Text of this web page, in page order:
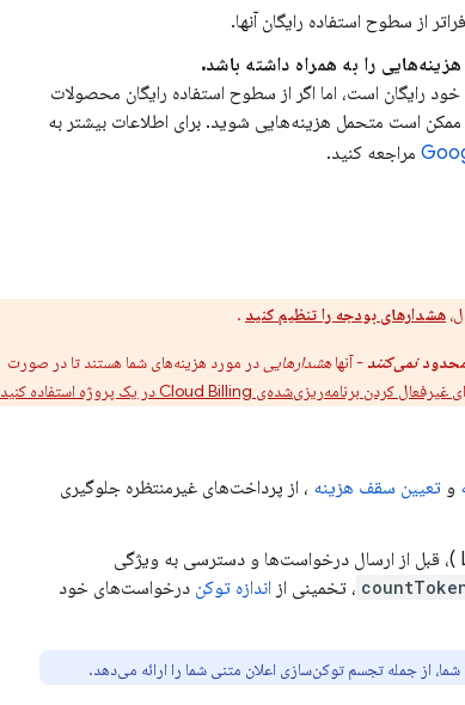
را به همراه داشته باشد.
رایگان است، اما اگر از سطوح استفاده رایگان محصولات
ممکن است متحمل هزینه‌هایی شوید. برای اطلاعات بیشتر به
مراجعه کنید.
هشدارهای بودجه را تنظیم کنید .
محدودنمی‌کنند- آنهاهشدارهایی در مورد هزینه‌های شما هستند تا در صورت
غیرفعال کردن برنامه‌ریزی‌شده‌ی Cloud Billingدر یک پروژه استفاده کنید
و تعیین سقف هزینه ، از پرداخت‌های غیرمنتظره جلوگیری
)، قبل از ارسال درخواست‌ها و دسترسی به ویژگی
اندازه توکن درخواست‌های خود
از جمله تجسم توکن‌سازی اعلان متنی شما را ارائه می‌دهد.